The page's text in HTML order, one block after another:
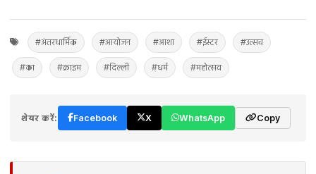
#अंतरधार्मिक #आयोजन #आशा #ईस्टर #उत्सव
#का #क्राइम #दिल्ली #धर्म #महोत्सव
शेयर करें: Facebook X WhatsApp Copy